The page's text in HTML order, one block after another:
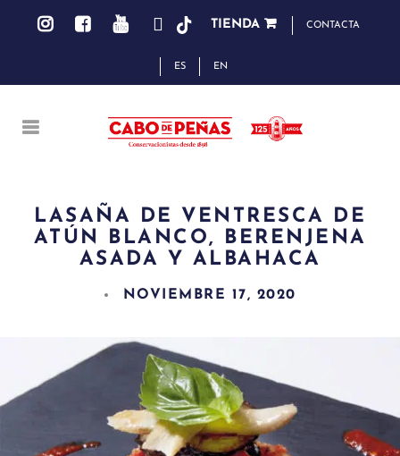
TIENDA CONTACTA
ES EN
LASAÑA DE VENTRESCA DE
ATÚN BLANCO, BERENJENA
ASADA Y ALBAHACA
NOVIEMBRE 17, 2020